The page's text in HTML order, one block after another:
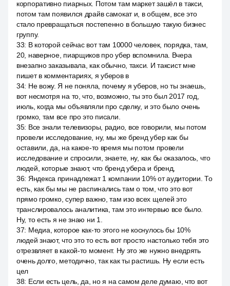
корпоративно пиарных. Потом там маркет зашёл в такси,
потом там появился драйв самокат и, в общем, все это
стало превращаться постепенно в большую такую бизнес
группу.
33: В которой сейчас вот там 10000 человек, порядка, там,
20, наверное, пиарщиков про убер вспомнила. Вчера
внезапно заказывала, как обычно, такси. И таксист мне
пишет в комментариях, я уберов в
34: Не вожу. Я не поняла, почему я уберов, но ты знаешь,
вот несмотря на то, что, возможно, ты это был 2017 год,
июль, когда мы объявляли про сделку, и это было очень
громко, там все про это писали.
35: Все знали телевизоры, радио, все говорили, мы потом
провели исследование, ну, мы же бренд убер как бы
оставили, да, на какое-то время мы потом провели
исследование и спросили, знаете, ну, как бы оказалось, что
людей, которые знают, что бренд убера и бренд,
36: Яндекса принадлежат 1 компании 10% от аудитории. То
есть, как бы мы не распинались там о том, что это вот
прямо громко, супер важно, там изо всех щелей это
транслировалось аналитика, там это интервью все было.
Ну, то есть я не знаю ни 1.
37: Медиа, которое как-то этого не коснулось бы 10%
людей знают, что это то есть вот просто настолько тебя это
отрезвляет в какой-то момент. Ну это же нужно внедрять
очень долго, методично, так как ты растишь. Ну если есть
цел
38: Если есть цель, да, но я на самом деле думаю, что вот